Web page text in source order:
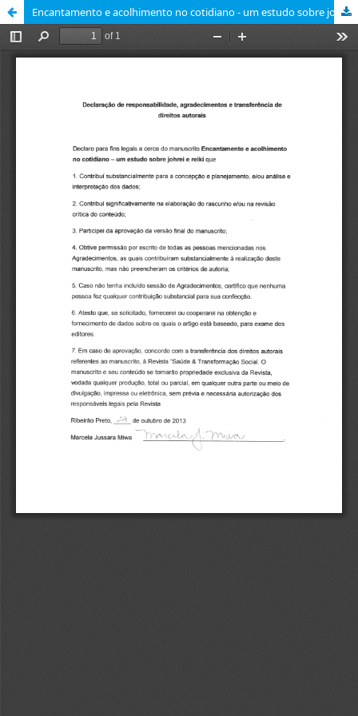
Encantamento e acolhimento no cotidiano - um estudo sobre johrei e reiki